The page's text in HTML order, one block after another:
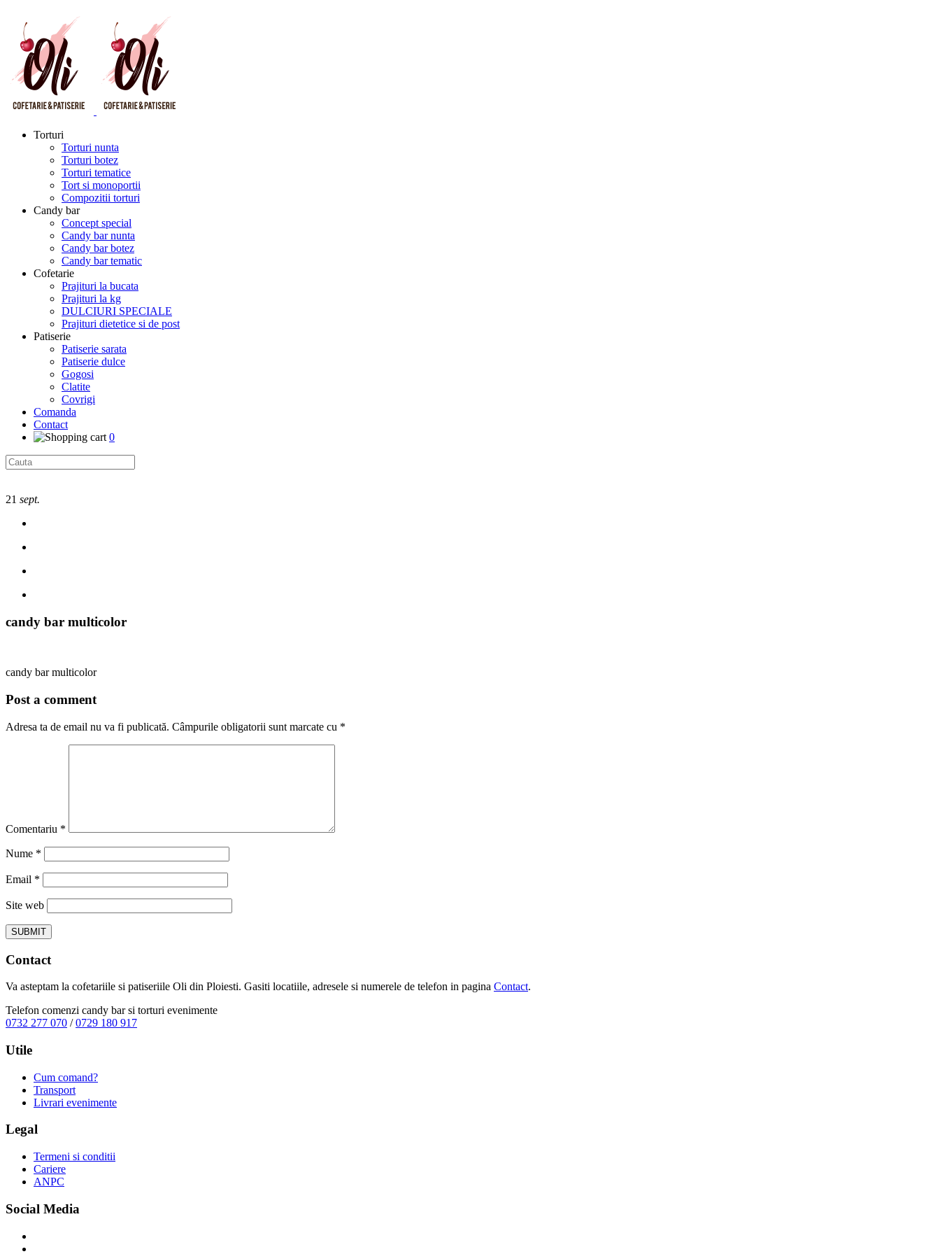
Torturi
Torturi nunta
Torturi botez
Torturi tematice
Tort si monoportii
Compozitii torturi
Candy bar
Concept special
Candy bar nunta
Candy bar botez
Candy bar tematic
Cofetarie
Prajituri la bucata
Prajituri la kg
DULCIURI SPECIALE
Prajituri dietetice si de post
Patiserie
Patiserie sarata
Patiserie dulce
Gogosi
Clatite
Covrigi
Comanda
Contact
0
21 sept.
candy bar multicolor
candy bar multicolor
Post a comment
Adresa ta de email nu va fi publicată. Câmpurile obligatorii sunt marcate cu *
Comentariu *
Nume *
Email *
Site web
Contact
Va asteptam la cofetariile si patiseriile Oli din Ploiesti. Gasiti locatiile, adresele si numerele de telefon in pagina Contact.
Telefon comenzi candy bar si torturi evenimente
0732 277 070 /0729 180 917
Utile
Cum comand?
Transport
Livrari evenimente
Legal
Termeni si conditii
Cariere
ANPC
Social Media